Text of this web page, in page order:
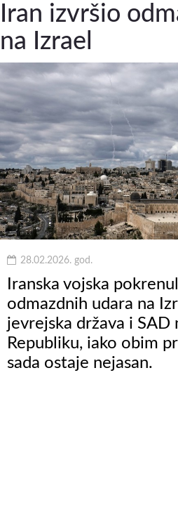
Iran izvršio
na Izrael
28.02.2026. god.
Iranska vojska
odmazdnih udara na
jevrejska država i SAD
Republiku, iako obim
sada ostaje nejasan.